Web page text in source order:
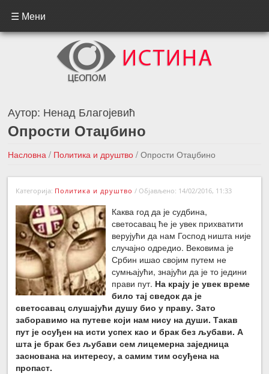
☰ Мени
Аутор: Ненад Благојевић
Опрости Отаџбино
Насловна / Политика и друштво / Опрости Отаџбино
←Претходна вест
Следећа вест →
Категорија: Политика и друштво / Објављено: 14/02/2016, 11:33
Каква год да је судбина,
светосавац ће је увек прихватити
верујући да нам Господ ништа није
случајно одредио. Вековима је
Србин ишао својим путем не
сумњајући, знајући да је то једини
прави пут. На крају је увек време
било тај сведок да је
светосавац слушајући душу био у праву. Зато
заборавимо на путеве који нам нису на души. Такав
пут је осуђен на исти успех као и брак без љубави. А
шта је брак без љубави сем лицемерна заједница
заснована на интересу, а самим тим осуђена на
пропаст.